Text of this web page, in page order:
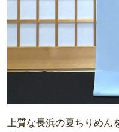
上質な長浜の夏ちりめ